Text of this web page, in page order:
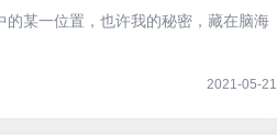
某一位置，也许我的秘密，藏在脑海
2021-05-21